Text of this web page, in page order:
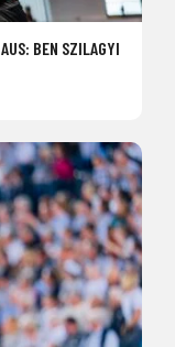
BEN SZILAGYI